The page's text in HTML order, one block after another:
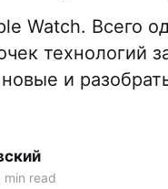
Watch. Всего
технологий
и
min read